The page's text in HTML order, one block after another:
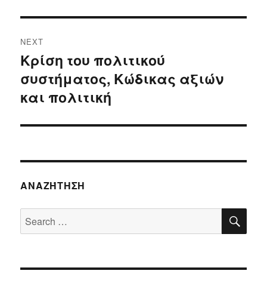
NEXT
Next
post:
Κρίση του πολιτικού
συστήματος, Κώδικας αξιών
και πολιτική
ΑΝΑΖΉΤΗΣΗ
Search
for: